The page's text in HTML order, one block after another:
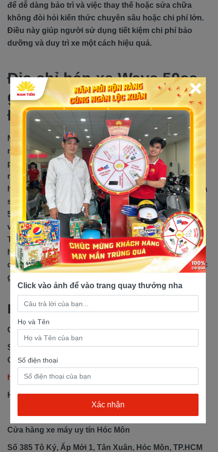
để dễ dàng bảo trì và việc thay thế hoặc sửa chữa
không đòi hỏi kiến thức chuyên sâu hoặc chi phí lớn.
Điều này giúp người sử dụng tiết kiệm chi phí bảo
dưỡng và duy trì xe một cách hiệu quả.
Địa chỉ bán xe Wave 50cc
giá rẻ tại Nhơn Trạch -
Đồng Nai
Nhơn Trạch không chỉ nổi tiếng với cảnh đẹp thiên
nhiên mà còn là nơi ghi dấu ấn về thị trường xe máy
phong phú và đa dạng. Và giữa sự phát triển không
ngừng, địa chỉ bán xe Wave 50cc giá rẻ trở nên thú vị
hơn bao giờ hết. Các cửa hàng xe máy xinh đẹp tạo ra
sự đa dạng trong việc mua xe, từ những chiếc Wave
50cc truyền thống đến những phiên bản thời thượng
và tiện nghi. Địa chỉ bán xeWave 50ccgiá rẻ tại Nhơn
Trạch không chỉ là một điểm đến, mà còn là một cuốn
hồi ấn, một trải nghiệm độc đáo và thú vị. Nơi mà bạn
có thể tìm thấy chiếc xe mà bạn luôn ước mơ, với mức
giá phù hợp và dịch vụ chất lượng.
Hệ thống Xe Máy Nam Tiến
Cửa hàng xe máy uy tín tại Quận 12
Số 21A Nguyễn Ảnh Thủ, KP2, Phường Hiệp Thành,
Quận 12, TP.HCM
https://xemaynamtien.com/
Hotline: 028 9999 0376
Cửa hàng xe máy uy tín Hóc Môn
Số 385 Tô Ký, Ấp Mới 1, Tân Xuân, Hóc Môn, TP.HCM
Click vào ảnh để vào trang quay thưởng nha
Họ và Tên
Số điện thoại